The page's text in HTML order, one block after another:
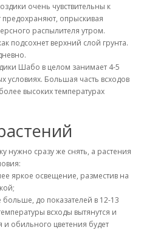
очень чувствительны к
предохраняют, опрыскивая
распылителя утром.
подсохнет верхний слой грунта.
Шабо в целом занимает 4-5
условиях. Большая часть всходов
высоких температурах
нужно сразу же снять, а растения
яркое освещение, разместив на
до показателей в 12-13
всходы вытянутся и
и обильного цветения будет